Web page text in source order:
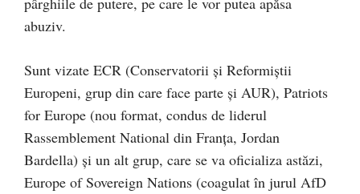
abuziv.
Sunt vizate ECR (Conservatorii și Reformiștii
Europeni, grup din care face parte și AUR), Patriots
for Europe (nou format, condus de liderul
Rassemblement National din Franța, Jordan
Bardella) și un alt grup, care se va oficializa astăzi,
Europe of Sovereign Nations (coagulat în jurul AfD